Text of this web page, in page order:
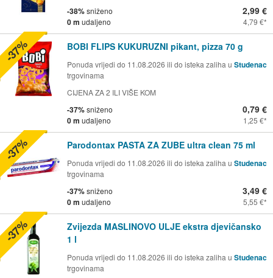
-38%sniženo
0 m udaljeno
2,99 €
4,79 €
BOBI FLIPS KUKURUZNI pikant, pizza 70 g
Ponuda vrijedi do 11.08.2026 ili do isteka zaliha u Studenac
trgovinama
CIJENA ZA 2 ILI VIŠE KOM
-37%sniženo
0 m udaljeno
0,79 €
1,25 €
-37%
Parodontax PASTA ZA ZUBE ultra clean 75 ml
Ponuda vrijedi do 11.08.2026 ili do isteka zaliha u Studenac
trgovinama
-37%sniženo
0 m udaljeno
3,49 €
5,55 €
-37%
Zvijezda MASLINOVO ULJE ekstra djevičansko
1 l
Ponuda vrijedi do 11.08.2026 ili do isteka zaliha u Studenac
trgovinama
-37%